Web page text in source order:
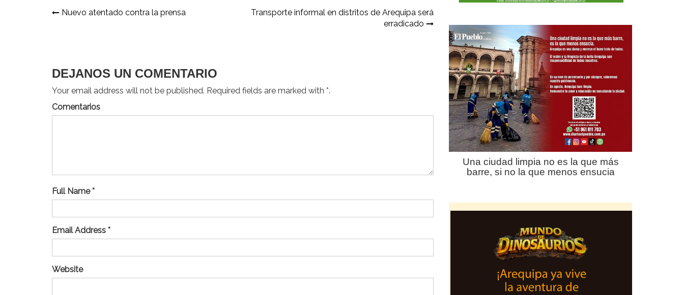
Navegación
Nuevo atentado contra la prensa
Transporte informal en distritos de Arequipa será
erradicado
DEJANOS UN COMENTARIO
Your email address will not be published. Required fields are marked with *.
Comentarios
Full Name *
Email Address *
Website
Una ciudad limpia no es la que más
barre, si no la que menos ensucia